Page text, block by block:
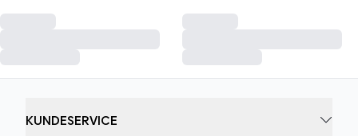
KUNDESERVICE